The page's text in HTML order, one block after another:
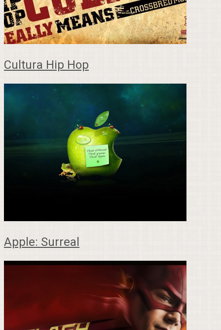
Cultura Hip Hop
Apple: Surreal